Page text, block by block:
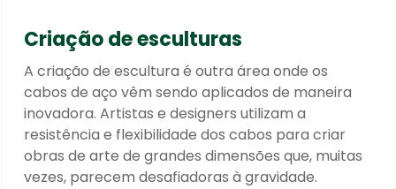
Criação de esculturas
A criação de escultura é outra área onde os
cabos de aço vêm sendo aplicados de maneira
inovadora. Artistas e designers utilizam a
resistência e flexibilidade dos cabos para criar
obras de arte de grandes dimensões que, muitas
vezes, parecem desafiadoras à gravidade.